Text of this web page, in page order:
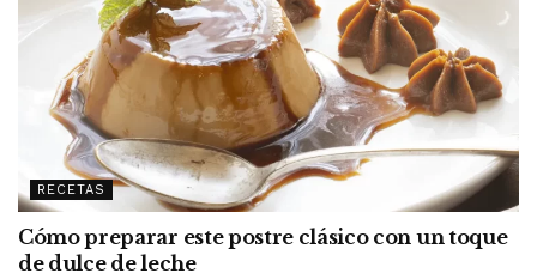
RECETAS
Cómo preparar este postre clásico con un toque
de dulce de leche